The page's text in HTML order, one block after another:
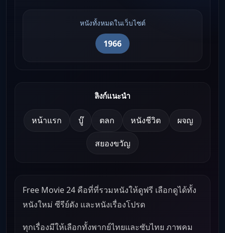
หนังทั้งหมดในเว็บไซต์
1966
ลิงก์แนะนำ
หน้าแรก บู๊ ตลก หนังชีวิต ผจญ
สยองขวัญ
Free Movie 24 คือที่ที่รวมหนังให้ดูฟรี เลือกดูได้ทั้ง
หนังใหม่ ซีรีย์ดัง และหนังเรื่องโปรด
ทุกเรื่องมีให้เลือกทั้งพากย์ไทยและซับไทย ภาพคม